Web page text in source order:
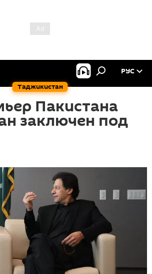
Таджикистан
РУС
Пакистана
заключен под